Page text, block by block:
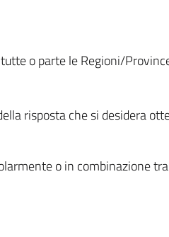
o parte le Regioni/
risposta che si desidera
o in combinazione